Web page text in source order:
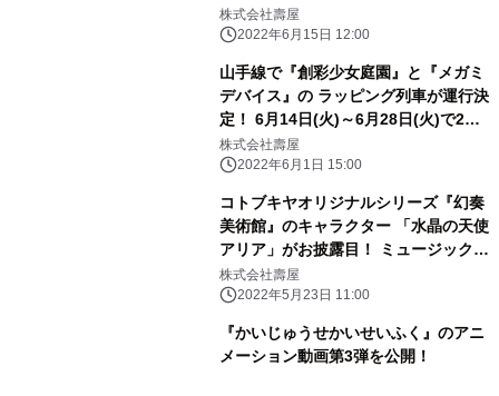
イテムを6月17日より販売開始
株式会社壽屋
2022年6月15日 12:00
山手線で『創彩少女庭園』と『メガミ
デバイス』の ラッピング列車が運行決
定！ 6月14日(火)～6月28日(火)で2編
成が オリジナルラッピングで走行予
定！
株式会社壽屋
2022年6月1日 15:00
コトブキヤオリジナルシリーズ『幻奏
美術館』のキャラクター 「水晶の天使
アリア」がお披露目！ ミュージックビ
デオやキャラクターボイスが公開され
るなど 最新情報が盛りだくさん！
株式会社壽屋
2022年5月23日 11:00
『かいじゅうせかいせいふく』のアニ
メーション動画第3弾を公開！